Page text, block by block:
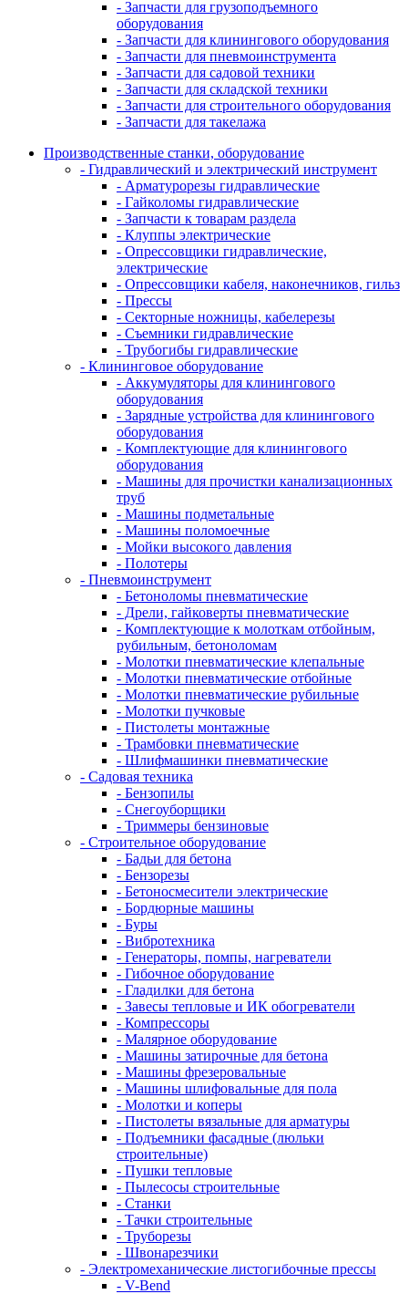
- Запчасти для грузоподъемного
оборудования
- Запчасти для клинингового оборудования
- Запчасти для пневмоинструмента
- Запчасти для садовой техники
- Запчасти для складской техники
- Запчасти для строительного оборудования
- Запчасти для такелажа
Производственные станки, оборудование
- Гидравлический и электрический инструмент
- Арматурорезы гидравлические
- Гайколомы гидравлические
- Запчасти к товарам раздела
- Клуппы электрические
- Опрессовщики гидравлические,
электрические
- Опрессовщики кабеля, наконечников, гильз
- Прессы
- Секторные ножницы, кабелерезы
- Съемники гидравлические
- Трубогибы гидравлические
- Клининговое оборудование
- Аккумуляторы для клинингового
оборудования
- Зарядные устройства для клинингового
оборудования
- Комплектующие для клинингового
оборудования
- Машины для прочистки канализационных
труб
- Машины подметальные
- Машины поломоечные
- Мойки высокого давления
- Полотеры
- Пневмоинструмент
- Бетоноломы пневматические
- Дрели, гайковерты пневматические
- Комплектующие к молоткам отбойным,
рубильным, бетоноломам
- Молотки пневматические клепальные
- Молотки пневматические отбойные
- Молотки пневматические рубильные
- Молотки пучковые
- Пистолеты монтажные
- Трамбовки пневматические
- Шлифмашинки пневматические
- Садовая техника
- Бензопилы
- Снегоуборщики
- Триммеры бензиновые
- Строительное оборудование
- Бадьи для бетона
- Бензорезы
- Бетоносмесители электрические
- Бордюрные машины
- Буры
- Вибротехника
- Генераторы, помпы, нагреватели
- Гибочное оборудование
- Гладилки для бетона
- Завесы тепловые и ИК обогреватели
- Компрессоры
- Малярное оборудование
- Машины затирочные для бетона
- Машины фрезеровальные
- Машины шлифовальные для пола
- Молотки и коперы
- Пистолеты вязальные для арматуры
- Подъемники фасадные (люльки
строительные)
- Пушки тепловые
- Пылесосы строительные
- Станки
- Тачки строительные
- Труборезы
- Швонарезчики
- Электромеханические листогибочные прессы
- V-Bend